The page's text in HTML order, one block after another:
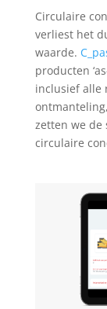
Circulaire
verliest het
waarde.
producten
inclusief alle
zetten we
circulaire